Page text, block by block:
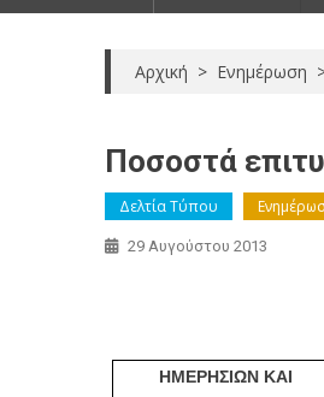
Αρχική > Ενημέρωση
Ποσοστά
Δελτία Τύπου
29 Αυγούστου 2013
ΗΜΕΡΗΣΙΩΝ ΚΑΙ